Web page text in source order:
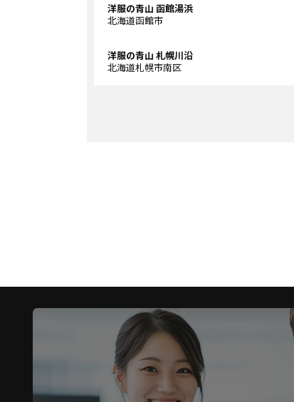
洋服の青山 函館湯浜
北海道函館市
洋服の青山 札幌川沿
北海道札幌市南区